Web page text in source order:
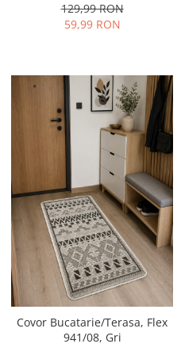
129,99 RON
59,99 RON
Covor Bucatarie/Terasa, Flex
941/08, Gri